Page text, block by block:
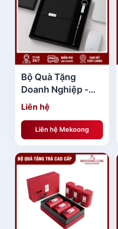
Bộ Quà Tặng
Doanh Nghiệp -
Gắn Kết Đối Tác,
Nâng Tầm Thương
Hiệu
Liên hệ
Liên hệ Mekoong